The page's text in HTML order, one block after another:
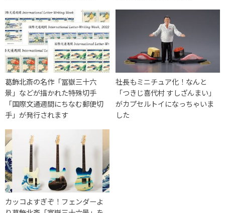
葛飾北斎の名作「冨嶽三十六
景」などが描かれた特殊切手
「国際文通週間にちなむ郵便切
手」が発行されます
社長もミニチュア化！なんと
「つきじ喜代村 すしざんまい」
がカプセルトイになっちゃいま
した
カッコよすぎぞ！フェンダーよ